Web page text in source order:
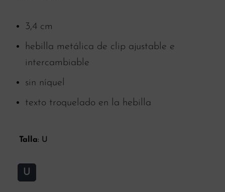
3,4 cm
hebilla metálica de clip ajustable e
intercambiable
sin níquel
texto troquelado en la hebilla
Talla: U
U